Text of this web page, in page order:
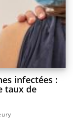
infectées :
taux de